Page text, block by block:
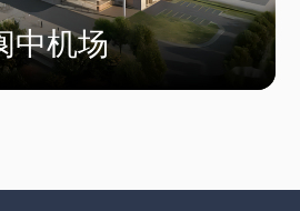
中机场